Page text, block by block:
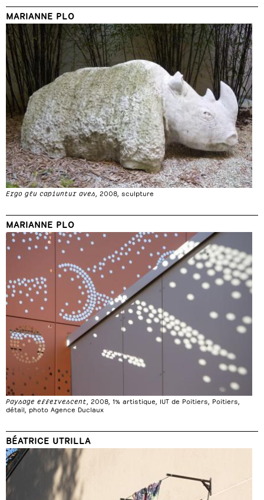
MARIANNE PLO
Ergo glu capiuntur aves , 2008, sculpture
MARIANNE PLO
Paysage effervescent, 2008, 1% artistique, IUT de Poitiers, Poitiers,
détail, photo Agence Duclaux
BÉATRICE UTRILLA